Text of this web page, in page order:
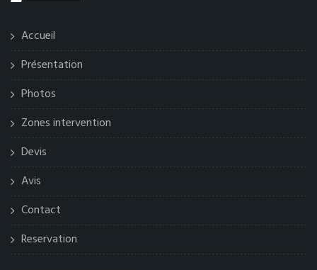
Accueil
Présentation
Photos
Zones intervention
Devis
Avis
Contact
Reservation